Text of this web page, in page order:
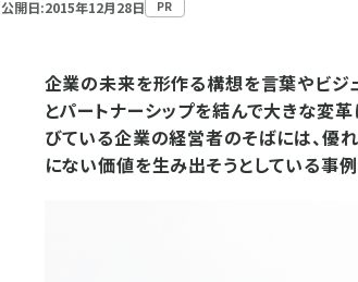
公開日:2015年12月28日 PR
企業の未来を形作る構想を言葉やビジ
とパートナーシップを結んで大きな変
びている企業の経営者のそばには、優
にない価値を生み出そうとしている事例